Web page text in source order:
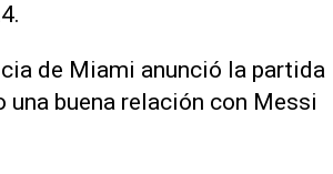
de Miami anunció la partida
buena relación con Messi